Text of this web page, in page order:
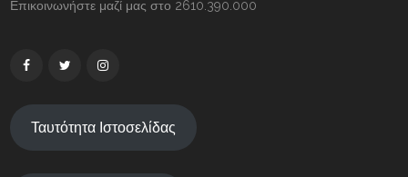
Επικοινωνήστε μαζί μας στο 2610.390.000
Ταυτότητα Ιστοσελίδας